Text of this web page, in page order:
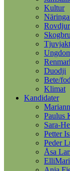
Kultur
Rovdjur
Duodji
Bete/
Klimat
Kandidater
Paulus
Sara-
Petter
Peder
Åsa